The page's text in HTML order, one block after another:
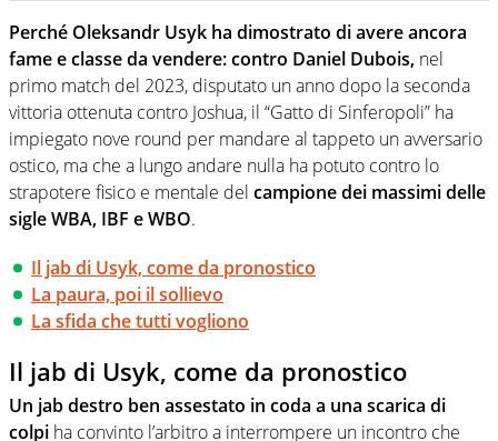
Perché Oleksandr Usyk ha dimostrato di avere ancora
fame e classe da vendere: contro Daniel Dubois, nel
primo match del 2023, disputato un anno dopo la seconda
vittoria ottenuta contro Joshua, il “Gatto di Sinferopoli” ha
impiegato nove round per mandare al tappeto un avversario
ostico, ma che a lungo andare nulla ha potuto contro lo
strapotere fisico e mentale del campione dei massimi delle
sigle WBA, IBF e WBO.
Il jab di Usyk, come da pronostico
La paura, poi il sollievo
La sfida che tutti vogliono
Il jab di Usyk, come da pronostico
Un jab destro ben assestato in coda a una scarica di
colpi ha convinto l’arbitro a interrompere un incontro che